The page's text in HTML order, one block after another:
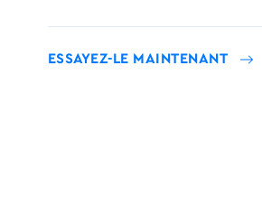
ESSAYEZ-LE MAINTENANT